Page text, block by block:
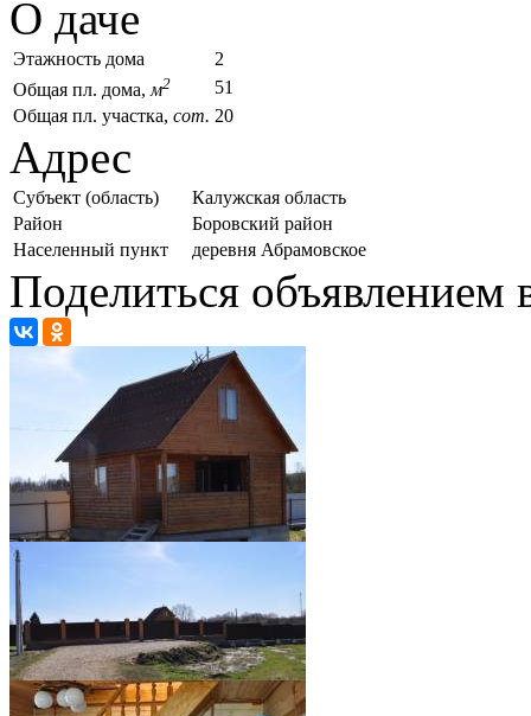
О даче
Этажность дома
2
Общая пл. дома, м2
51
Общая пл. участка, сот. 20
Адрес
Субъект (область)
Калужская область
Район
Боровский район
Населенный пункт
деревня Абрамовское
Поделиться объявлением